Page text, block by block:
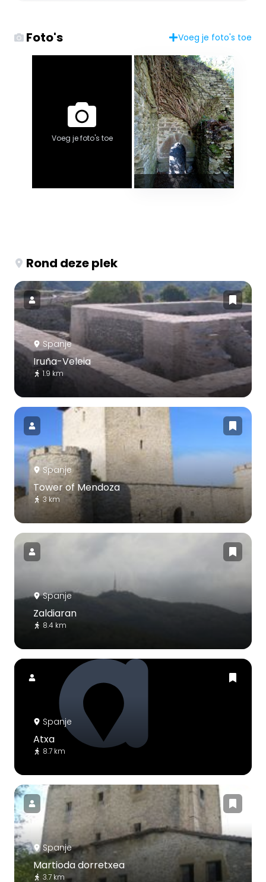
Foto's Voeg je foto's toe
Voeg je foto's toe
Rond deze plek
Spanje
Iruña-Veleia
1.9 km
Spanje
Tower of Mendoza
3 km
Spanje
Zaldiaran
8.4 km
Spanje
Atxa
8.7 km
Spanje
Martioda dorretxea
3.7 km